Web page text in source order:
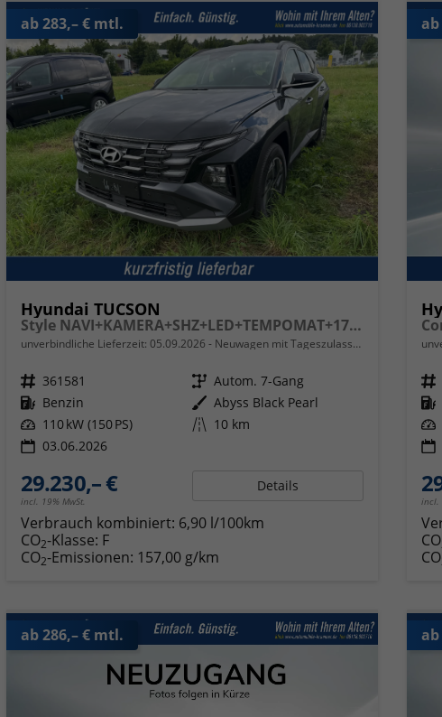
ab 283,– € mtl.
Hyundai TUCSON
Style NAVI+KAMERA+SHZ+LED+TEMPOMAT+17" ALU+PDC
unverbindliche Lieferzeit: 05.09.2026 Neuwagen mit Tageszulassung
Fahrzeugnr. 361581 Getriebe Autom. 7-Gang
Kraftstoff Benzin Außenfarbe Abyss Black Pearl
Leistung 110 kW (150 PS) Kilometerstand 10 km
03.06.2026
29.230,– €
incl. 19% MwSt.
Details
Verbrauch kombiniert: 6,90 l/100km
CO2-Klasse: F
CO2-Emissionen: 157,00 g/km
ab
Fahrzeugnr.
Kraftstoff
Leistung
incl.
CO
CO
ab 286,– € mtl. ab